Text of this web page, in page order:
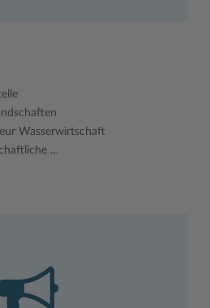
Wasserwirtschaft
…